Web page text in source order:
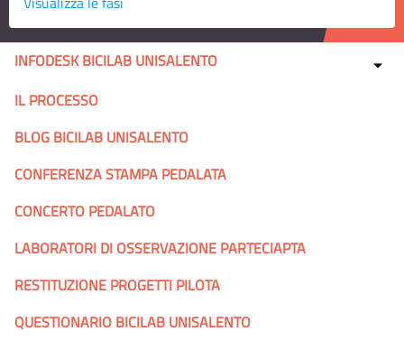
INFODESK BICILAB UNISALENTO
IL PROCESSO
BLOG BICILAB UNISALENTO
CONFERENZA STAMPA PEDALATA
CONCERTO PEDALATO
LABORATORI DI OSSERVAZIONE PARTECIAPTA
RESTITUZIONE PROGETTI PILOTA
QUESTIONARIO BICILAB UNISALENTO